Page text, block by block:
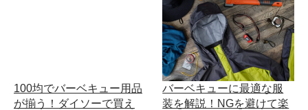
100均でバーベキュー用品
が揃う！ダイソーで買え
バーベキューに最適な服
装を解説！NGを避けて楽